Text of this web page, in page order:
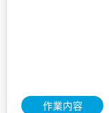
作業内容